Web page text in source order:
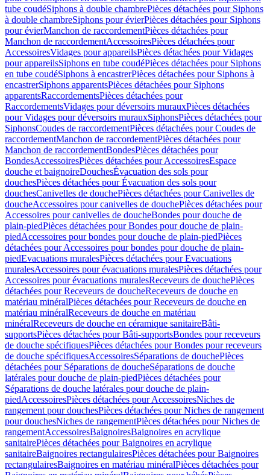
tube coudéSiphons à double chambrePièces détachées pour Siphons
à double chambreSiphons pour évierPièces détachées pour Siphons
pour évierManchon de raccordementPièces détachées pour
Manchon de raccordementAccessoiresPièces détachées pour
AccessoiresVidages pour appareilsPièces détachées pour Vidages
pour appareilsSiphons en tube coudéPièces détachées pour Siphons
en tube coudéSiphons à encastrerPièces détachées pour Siphons à
encastrerSiphons apparentsPièces détachées pour Siphons
apparentsRaccordementsPièces détachées pour
RaccordementsVidages pour déversoirs murauxPièces détachées
pour Vidages pour déversoirs murauxSiphonsPièces détachées pour
SiphonsCoudes de raccordementPièces détachées pour Coudes de
raccordementManchon de raccordementPièces détachées pour
Manchon de raccordementBondesPièces détachées pour
BondesAccessoiresPièces détachées pour AccessoiresEspace
douche et baignoireDouchesÉvacuation des sols pour
douchesPièces détachées pour Évacuation des sols pour
douchesCanivelles de douchePièces détachées pour Canivelles de
doucheAccessoires pour canivelles de douchePièces détachées pour
Accessoires pour canivelles de doucheBondes pour douche de
plain-piedPièces détachées pour Bondes pour douche de plain-
piedAccessoires pour bondes pour douche de plain-piedPièces
détachées pour Accessoires pour bondes pour douche de plain-
piedEvacuations muralesPièces détachées pour Evacuations
muralesAccessoires pour évacuations muralesPièces détachées pour
Accessoires pour évacuations muralesReceveurs de douchePièces
détachées pour Receveurs de doucheReceveurs de douche en
matériau minéralPièces détachées pour Receveurs de douche en
matériau minéralReceveurs de douche en matériau
minéralReceveurs de douche en céramique sanitaireBâti-
supportsPièces détachées pour Bâti-supportsBondes pour receveurs
de douche spécifiquesPièces détachées pour Bondes pour receveurs
de douche spécifiquesAccessoiresSéparations de douchePièces
détachées pour Séparations de doucheSéparations de douche
latérales pour douche de plain-piedPièces détachées pour
Séparations de douche latérales pour douche de plain-
piedAccessoiresPièces détachées pour AccessoiresNiches de
rangement pour douchesPièces détachées pour Niches de rangement
pour douchesNiches de rangementPièces détachées pour Niches de
rangementAccessoiresBaignoiresBaignoires en acrylique
sanitairePièces détachées pour Baignoires en acrylique
sanitaireBaignoires rectangulairesPièces détachées pour Baignoires
rectangulairesBaignoires en matériau minéralPièces détachées pour